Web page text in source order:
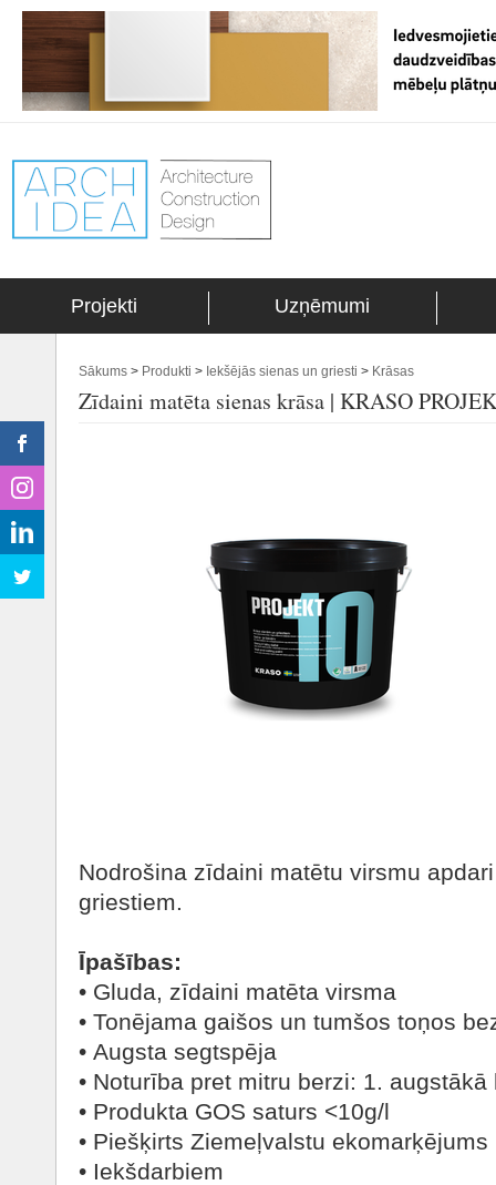
Projekti Uzņēmumi
Sākums > Produkti > Iekšējās sienas un griesti > Krāsas
Zīdaini matēta sienas krāsa | KRASO
Nodrošina zīdaini matētu virsmu
griestiem.
Īpašības:
• Gluda, zīdaini matēta virsma
• Tonējama gaišos un tumšos toņos
• Augsta segtspēja
• Noturība pret mitru berzi: 1. augstākā
• Produkta GOS saturs <10g/l
• Piešķirts Ziemeļvalstu ekomarķējums
• Iekšdarbiem